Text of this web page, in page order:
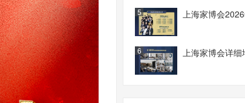
上海家博会
5
上海家博会详细
6